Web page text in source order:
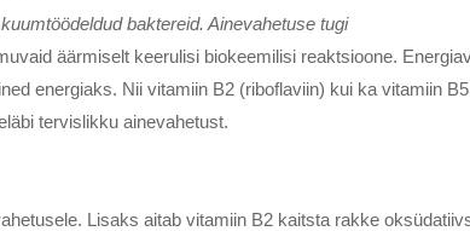
baktereid. Ainevahetuse tugi
äärmiselt keerulisi biokeemilisi reaktsioone.
energiaks. Nii vitamiin B2 (riboflaviin) kui ka vitamiin
tervislikku ainevahetust.
Lisaks aitab vitamiin B2 kaitsta rakke